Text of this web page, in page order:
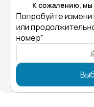
К сожалению, мы
Попробуйте
или
номер"